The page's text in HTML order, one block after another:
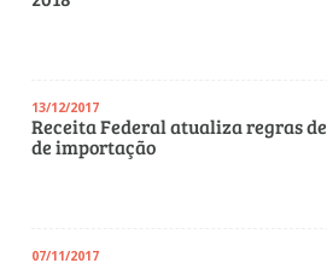
13/12/2017
Receita Federal atualiza regras
de importação
07/11/2017